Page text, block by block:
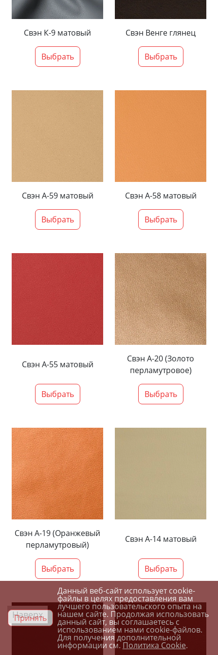
Свэн К-9 матовый
Выбрать
Свэн Венге глянец
Выбрать
Свэн А-59 матовый
Выбрать
Свэн А-58 матовый
Выбрать
Свэн А-55 матовый
Выбрать
Свэн А-20 (Золото
перламутровое)
Выбрать
Свэн А-19 (Оранжевый
перламутровый)
Выбрать
Свэн А-14 матовый
Выбрать
Наверх
Принять
Данный веб-сайт использует cookie-
файлы в целях предоставления вам
лучшего пользовательского опыта на
нашем сайте. Продолжая использовать
данный сайт, вы соглашаетесь с
использованием нами cookie-файлов.
Для получения дополнительной
информации см.Политика Cookie.